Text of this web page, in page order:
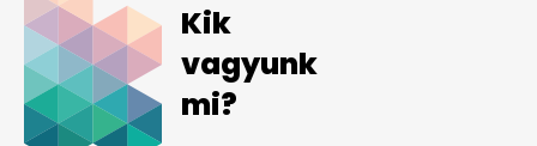
Kik
vagyunk
mi?